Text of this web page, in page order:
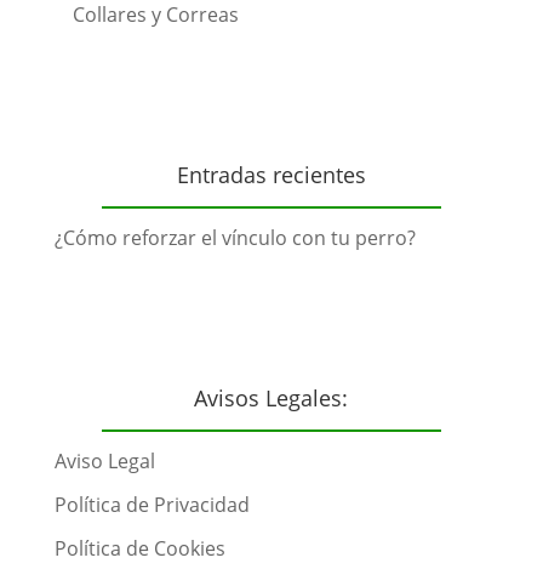
Collares y Correas
Entradas recientes
¿Cómo reforzar el vínculo con tu perro?
Avisos Legales:
Aviso Legal
Política de Privacidad
Política de Cookies